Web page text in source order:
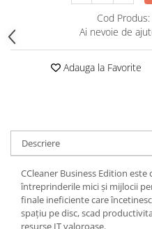
Cod Produs:
Ai nevoie de
Adauga la Favorite
Descriere
CCleaner Business Edition
întreprinderile mici și mijlocii
finale ineficiente care
spațiu pe disc, scad
resurse IT valoroase.